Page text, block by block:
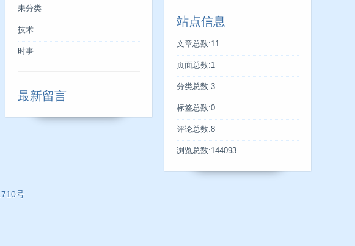
未分类
技术
时事
最新留言
站点信息
文章总数:11
页面总数:1
分类总数:3
标签总数:0
评论总数:8
浏览总数:144093
号